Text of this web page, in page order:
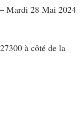
Mardi 28 Mai 2024
à côté de la